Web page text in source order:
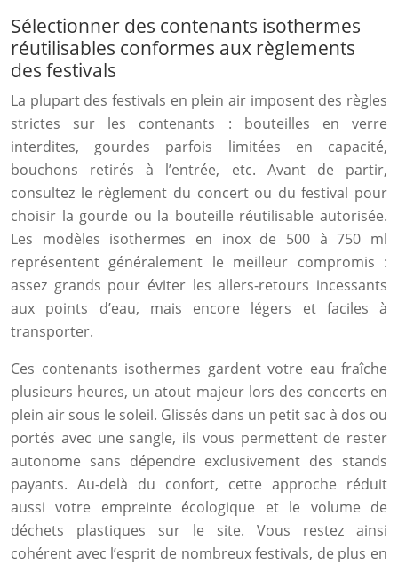
Sélectionner des contenants isothermes
réutilisables conformes aux règlements
des festivals
La plupart des festivals en plein air imposent des règles
strictes sur les contenants : bouteilles en verre
interdites, gourdes parfois limitées en capacité,
bouchons retirés à l’entrée, etc. Avant de partir,
consultez le règlement du concert ou du festival pour
choisir la gourde ou la bouteille réutilisable autorisée.
Les modèles isothermes en inox de 500 à 750 ml
représentent généralement le meilleur compromis :
assez grands pour éviter les allers-retours incessants
aux points d’eau, mais encore légers et faciles à
transporter.
Ces contenants isothermes gardent votre eau fraîche
plusieurs heures, un atout majeur lors des concerts en
plein air sous le soleil. Glissés dans un petit sac à dos ou
portés avec une sangle, ils vous permettent de rester
autonome sans dépendre exclusivement des stands
payants. Au-delà du confort, cette approche réduit
aussi votre empreinte écologique et le volume de
déchets plastiques sur le site. Vous restez ainsi
cohérent avec l’esprit de nombreux festivals, de plus en